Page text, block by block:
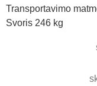
Transportavimo
Svoris 246 kg